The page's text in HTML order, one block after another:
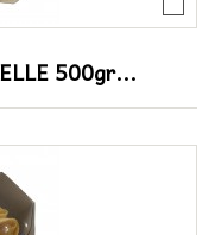
500gr...